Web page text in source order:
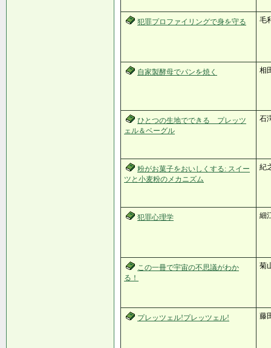
犯罪プロファイリングで身を守る 毛
自家製酵母でパンを焼く 相
ひとつの生地でできる プレッツ
ェル＆ベーグル
石
粉がお菓子をおいしくする: スイー
ツと小麦粉のメカニズム
紀
犯罪心理学 細
この一冊で宇宙の不思議がわか
る！
菊
プレッツェル!プレッツェル! 藤